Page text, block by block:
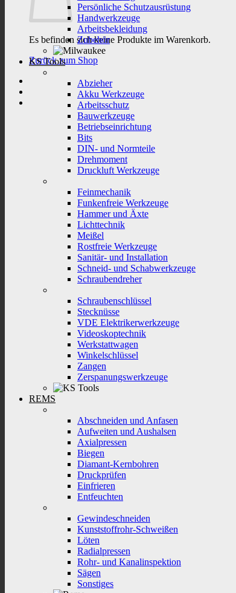
Es befinden sich keine Produkte im Warenkorb.
Zurück zum Shop
Persönliche Schutzausrüstung
Handwerkzeuge
Arbeitsbekleidung
Zubehör
KS Tools
Abzieher
Akku Werkzeuge
Arbeitsschutz
Bauwerkzeuge
Betriebseinrichtung
Bits
DIN- und Normteile
Drehmoment
Druckluft Werkzeuge
Feinmechanik
Funkenfreie Werkzeuge
Hammer und Äxte
Lichttechnik
Meißel
Rostfreie Werkzeuge
Sanitär- und Installation
Schneid- und Schabwerkzeuge
Schraubendreher
Schraubenschlüssel
Stecknüsse
VDE Elektrikerwerkzeuge
Videoskoptechnik
Werkstattwagen
Winkelschlüssel
Zangen
Zerspanungswerkzeuge
REMS
Abschneiden und Anfasen
Aufweiten und Aushalsen
Axialpressen
Biegen
Diamant-Kernbohren
Druckprüfen
Einfrieren
Entfeuchten
Gewindeschneiden
Kunststoffrohr-Schweißen
Löten
Radialpressen
Rohr- und Kanalinspektion
Sägen
Sonstiges